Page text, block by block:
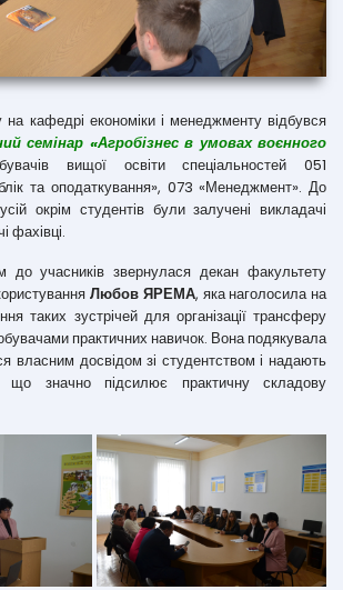
кафедрі економіки і менеджменту відбувся
семінар «Агробізнес в умовах воєнного
вищої освіти спеціальностей 051
та оподаткування», 073 «Менеджмент». До
окрім студентів були залучені викладачі
фахівці.
до учасників звернулася декан факультету
Любов ЯРЕМА, яка наголосила на
таких зустрічей для організації трансферу
практичних навичок. Вона подякувала
власним досвідом зі студентством і надають
що значно підсилює практичну складову